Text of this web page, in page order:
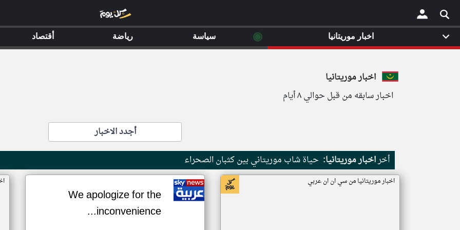
×
اخبار موريتانيا
اخبار سابقه من قبل حوالي ٨ أيام
أجدد الاخبار
أخراخبار موريتانيا: حياة شاب موريتاني بين كثبان الصحراء
اخبار موريتانيا من سي ان ان عربي
We apologize for the
inconvenience...
اخبار موريتانيا ◉ سياسة رياضة أقتصاد